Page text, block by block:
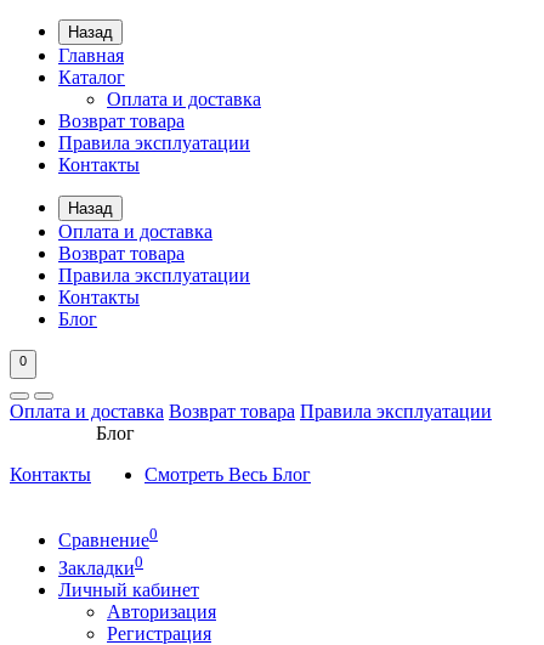
Назад
Главная
Каталог
Оплата и доставка
Возврат товара
Правила эксплуатации
Контакты
Назад
Оплата и доставка
Возврат товара
Правила эксплуатации
Контакты
Блог
0
Оплата и доставка Возврат товара Правила эксплуатации
Контакты
Блог
Смотреть Весь Блог
Сравнение0
Закладки0
Личный кабинет
Авторизация
Регистрация